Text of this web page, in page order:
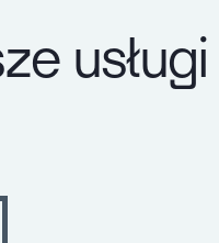
usługi